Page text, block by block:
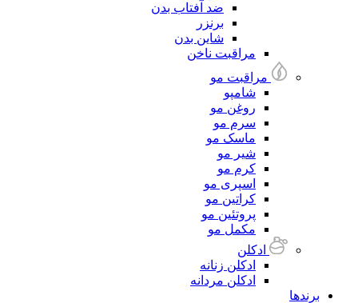
ضد آفتاب بدن
برنزر
شاین بدن
مراقبت ناخن
مراقبت مو
شامپو
روغن مو
سرم مو
ماسک مو
شیر مو
کرم مو
اسپری مو
کراتین مو
پروتئین مو
مکمل مو
ادکلن
ادکلن زنانه
ادکلن مردانه
برندها